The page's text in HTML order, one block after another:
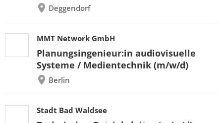
Deggendorf
MMT Network GmbH
Planungsingenieur:in audiovisuelle
Systeme / Medientechnik (m/w/d)
Berlin
Stadt Bad Waldsee